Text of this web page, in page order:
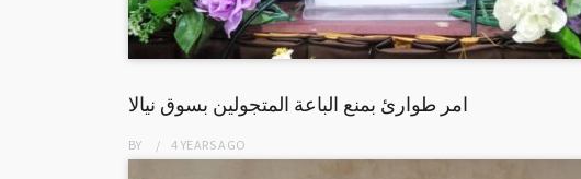
امر طوارئ بمنع الباعة المتجولين بسوق نيالا
BY 4 YEARSAGO